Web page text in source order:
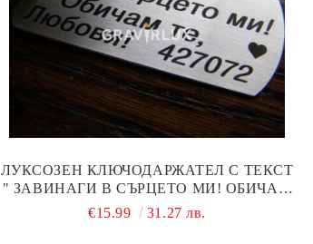
ЛУКСОЗЕН КЛЮЧОДАРЖАТЕЛ С ТЕКСТ
" ЗАВИНАГИ В СЪРЦЕТО МИ! ОБИЧАМ
ТЕ ... + ДАТА"
€15.99 31.27 лв.